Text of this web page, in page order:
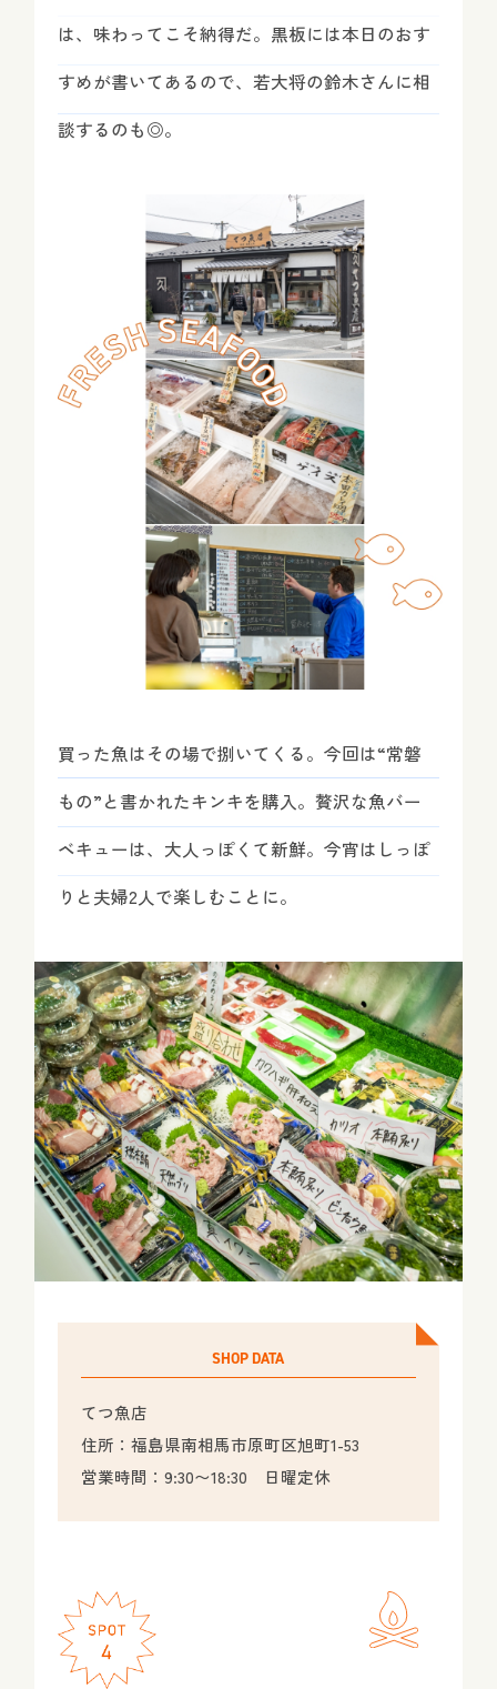
は、味わってこそ納得だ。黒板には本日のおす
すめが書いてあるので、若大将の鈴木さんに相
談するのも◎。
買った魚はその場で捌いてくる。今回は“常磐
もの”と書かれたキンキを購入。贅沢な魚バー
ベキューは、大人っぽくて新鮮。今宵はしっぽ
りと夫婦2人で楽しむことに。
SHOP DATA
てつ魚店
住所：福島県南相馬市原町区旭町1-53
営業時間：9:30〜18:30 日曜定休